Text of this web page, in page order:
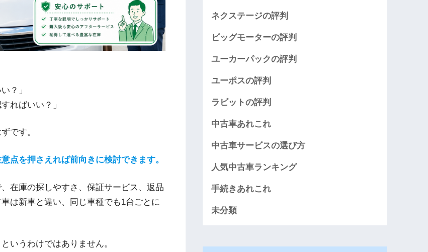
？」
ればいい？」
です。
点を押さえれば前向きに検討できます。
在庫の探しやすさ、保証サービス、返品
は新車と違い、同じ車種でも1台ごとに
いうわけではありません。
ネクステージの評判
ビッグモーターの評判
ユーカーパックの評判
ユーポスの評判
ラビットの評判
中古車あれこれ
中古車サービスの選び方
人気中古車ランキング
手続きあれこれ
未分類